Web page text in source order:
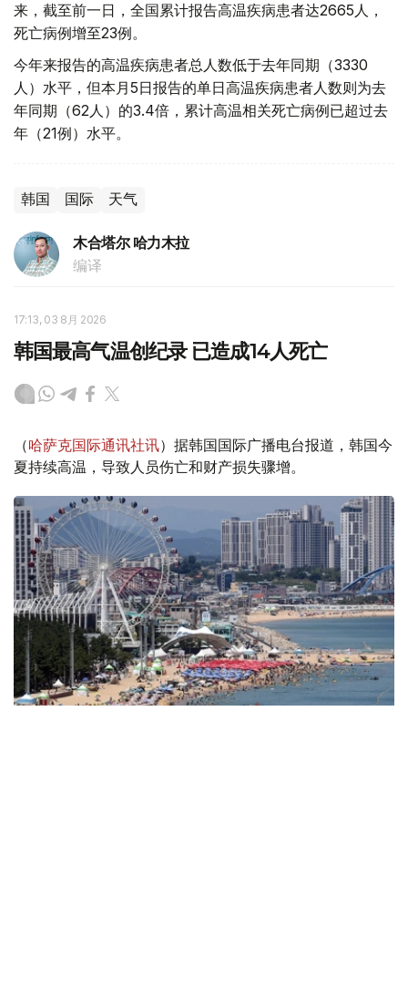
来，截至前一日，全国累计报告高温疾病患者达2665人，
死亡病例增至23例。
今年来报告的高温疾病患者总人数低于去年同期（3330
人）水平，但本月5日报告的单日高温疾病患者人数则为去
年同期（62人）的3.4倍，累计高温相关死亡病例已超过去
年（21例）水平。
韩国 国际 天气
木合塔尔 哈力木拉
编译
17:13, 03 8月 2026
韩国最高气温创纪录 已造成14人死亡
（哈萨克国际通讯社讯）据韩国国际广播电台报道，韩国今
夏持续高温，导致人员伤亡和财产损失骤增。